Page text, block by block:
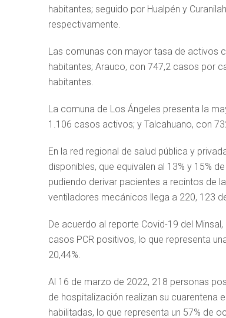
habitantes; seguido por Hualpén y
respectivamente.
Las comunas con mayor tasa de activos
habitantes; Arauco, con 747,2 casos por
habitantes.
La comuna de Los Ángeles presenta la
1.106 casos activos; y Talcahuano, con
En la red regional de salud pública y
disponibles, que equivalen al 13% y 15%
pudiendo derivar pacientes a recintos de
ventiladores mecánicos llega a 220, 123
De acuerdo al reporte Covid-19 del
casos PCR positivos, lo que representa
20,44%.
Al 16 de marzo de 2022, 218 personas
de hospitalización realizan su cuarentena
habilitadas, lo que representa un 57% de